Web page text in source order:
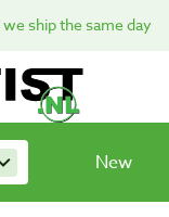
ship the same day
New